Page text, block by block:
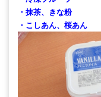
・抹茶、きな粉
・こしあん、桜あん